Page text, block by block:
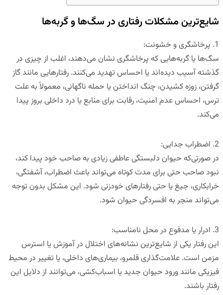
شایع‌ترین مشکلات رفتاری در سگ‌ها و گربه‌ها
1. پرخاشگری و خشونت:
سگ‌ها یا گربه‌هایی که پرخاشگری نشان می‌دهند، اغلب از چیزی در
گذشته آسیب دیده‌اند یا احساس تهدید می‌کنند. رفتارهایی مانند گاز
گرفتن، زوزه کشیدن، چنگ انداختن یا حمله ناگهانی، معمولاً به علت
ترس، احساس عدم امنیت، رقابت برای منابع یا درد داخلی بروز پیدا
می‌کند.
2. اضطراب جدایی:
در صورتی‌که حیوان دلبستگی عاطفی زیادی به صاحب خود پیدا کند،
نبود صاحب حتی برای مدت کوتاه می‌تواند باعث اضطراب، آشفتگی،
خرابکاری، جیغ یا حتی رفتارهای خودزنی شود. این مشکل بدون توجه
می‌تواند منجر به افسردگی حیوان شود.
3. ادرار یا مدفوع در محل نامناسب:
این رفتار یکی از شایع‌ترین نشانه‌های اختلال در آموزش یا استرس
مزمن است. علامت‌گذاری قلمرو، بیماری‌های داخلی، یا تغییر در محیط
فیزیکی مانند ورود حیوان جدید یا اسباب‌کشی، می‌توانند از دلایل این
رفتار باشند.